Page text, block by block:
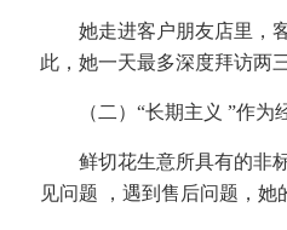
她走进客户朋友店里，
此，她一天最多深度拜访两
（二）“长期主义 ”作
鲜切花生意所具有的非
见问题 ，遇到售后问题，她